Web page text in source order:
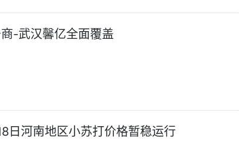
-武汉馨亿全面覆盖
日河南地区小苏打价格暂稳运行